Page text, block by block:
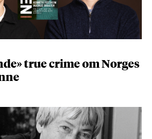
true crime om Norges